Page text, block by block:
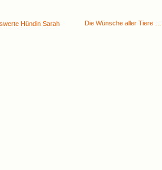
Hündin Sarah Die Wünsche aller Tiere …..